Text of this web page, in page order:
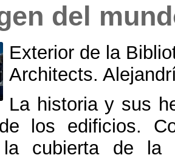
del
Exterior de la
Architects.
La historia y sus
los edificios.
la cubierta de